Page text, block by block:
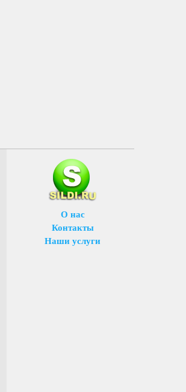
О нас
Контакты
Наши услуги